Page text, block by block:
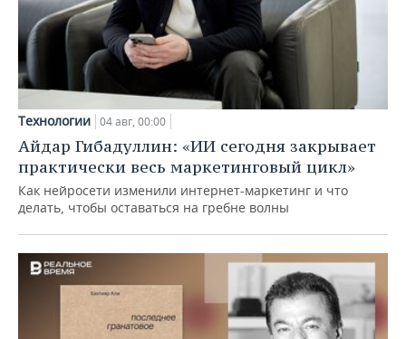
Технологии 04 авг, 00:00
Айдар Гибадуллин: «ИИ сегодня закрывает
практически весь маркетинговый цикл»
Как нейросети изменили интернет-маркетинг и что
делать, чтобы оставаться на гребне волны